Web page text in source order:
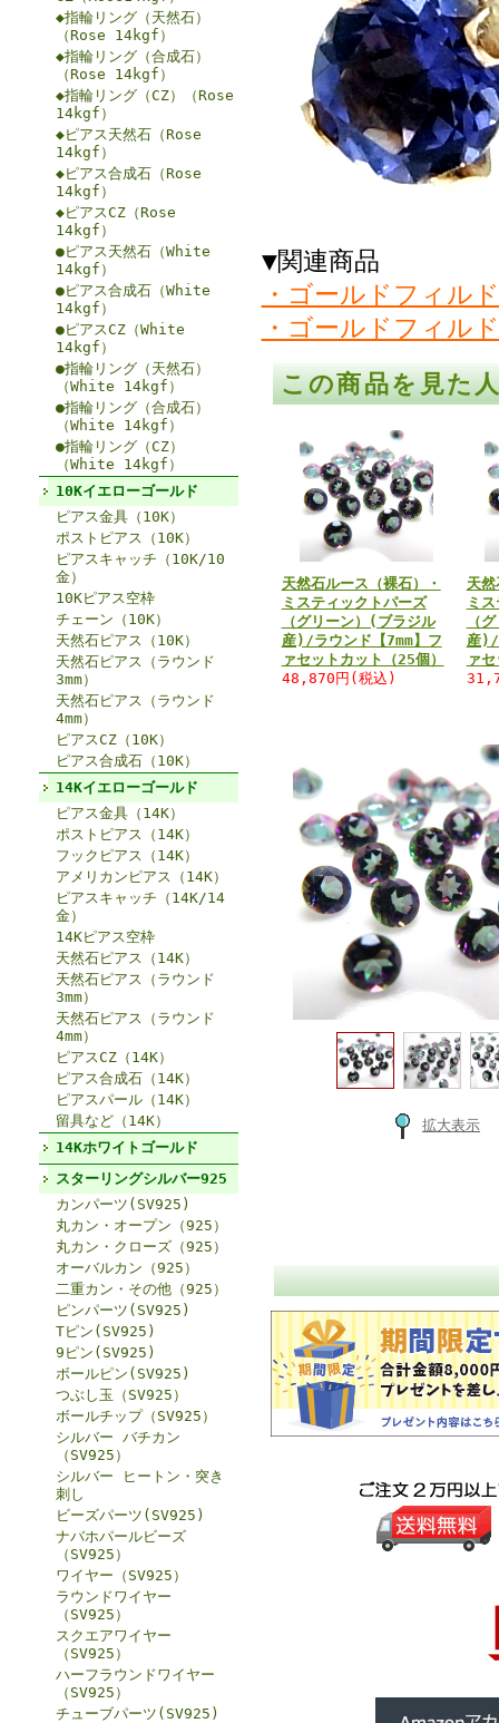
◆指輪リング（天然石）
（Rose 14kgf）
◆指輪リング（合成石）
（Rose 14kgf）
◆指輪リング（CZ）（Rose
14kgf）
◆ピアス天然石（Rose
14kgf）
◆ピアス合成石（Rose
14kgf）
◆ピアスCZ（Rose
14kgf）
●ピアス天然石（White
14kgf）
●ピアス合成石（White
14kgf）
●ピアスCZ（White
14kgf）
●指輪リング（天然石）
（White 14kgf）
●指輪リング（合成石）
（White 14kgf）
●指輪リング（CZ）
（White 14kgf）
10Kイエローゴールド
ピアス金具（10K）
ポストピアス（10K）
ピアスキャッチ（10K/10
金）
10Kピアス空枠
チェーン（10K）
天然石ピアス（10K）
天然石ピアス（ラウンド
3mm）
天然石ピアス（ラウンド
4mm）
ピアスCZ（10K）
ピアス合成石（10K）
14Kイエローゴールド
ピアス金具（14K）
ポストピアス（14K）
フックピアス（14K）
アメリカンピアス（14K）
ピアスキャッチ（14K/14
金）
14Kピアス空枠
天然石ピアス（14K）
天然石ピアス（ラウンド
3mm）
天然石ピアス（ラウンド
4mm）
ピアスCZ（14K）
ピアス合成石（14K）
ピアスパール（14K）
留具など（14K）
14Kホワイトゴールド
スターリングシルバー925
カンパーツ(SV925)
丸カン・オープン（925）
丸カン・クローズ（925）
オーバルカン（925）
二重カン・その他（925）
ピンパーツ(SV925)
Tピン(SV925)
9ピン(SV925)
ボールピン(SV925)
つぶし玉（SV925）
ボールチップ（SV925）
シルバー バチカン
（SV925）
シルバー ヒートン・突き
刺し
ビーズパーツ(SV925)
ナバホパールビーズ
（SV925）
ワイヤー（SV925）
ラウンドワイヤー
（SV925）
スクエアワイヤー
（SV925）
ハーフラウンドワイヤー
（SV925）
チューブパーツ(SV925)
▼関連商品
・ゴールドフィル
・ゴールドフィル
この商品を見た
天然石ルース（裸石）・
ミスティックトパーズ
（グリーン）(ブラジル
産)/ラウンド【7mm】フ
ァセットカット（25個）
48,870円(税込)
天
ミ
（
産)/
ァ
拡大表示